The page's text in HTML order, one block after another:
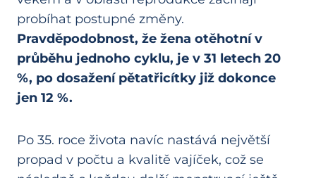
probíhat postupné změny.
Pravděpodobnost, že žena otěhotní v
průběhu jednoho cyklu, je v 31 letech 20
%, po dosažení pětatřicítky již dokonce
jen 12 %.
Po 35. roce života navíc nastává největší
propad v počtu a kvalitě vajíček, což se